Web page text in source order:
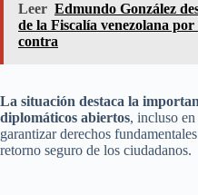
Leer Edmundo González
de la Fiscalía venezolana
contra
La situación destaca la
diplomáticos abiertos, incluso en
garantizar derechos
retorno seguro de los ciudadanos.